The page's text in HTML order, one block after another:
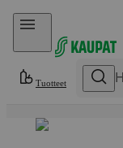
Hyppää sisältöön
Tuotteet